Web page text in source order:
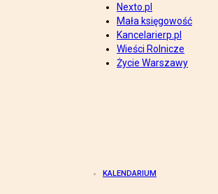
Nexto.pl
Mała księgowość
Kancelarierp.pl
Wieści Rolnicze
Życie Warszawy
KALENDARIUM